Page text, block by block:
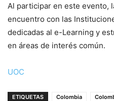
Al participar en este evento,
encuentro con las
dedicadas al e-Learning y
en áreas de interés común.
UOC
ETIQUETAS Colombia